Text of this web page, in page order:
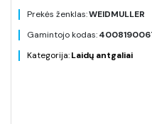
Prekės ženklas:WEIDMULLER
Gamintojo kodas:
Kategorija:Laidų antgaliai